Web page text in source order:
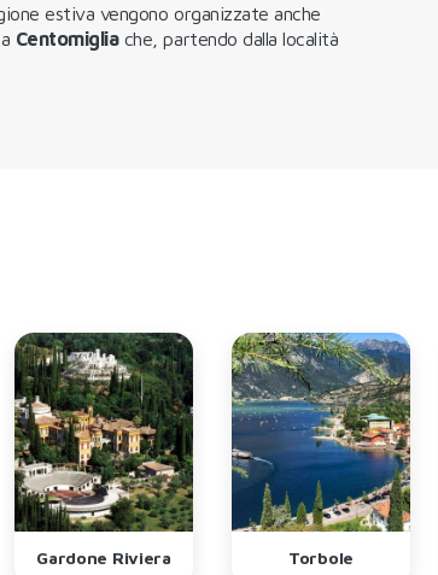
estiva vengono organizzate anche
Centomiglia che, partendo dalla località
Gardone Riviera Torbole